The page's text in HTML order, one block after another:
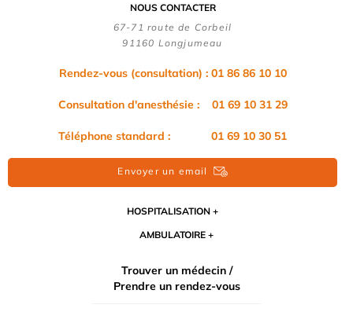
NOUS CONTACTER
67-71 route de Corbeil
91160 Longjumeau
Rendez-vous (consultation) : 01 86 86 10 10
Consultation d'anesthésie : 01 69 10 31 29
Téléphone standard : 01 69 10 30 51
Envoyer un email
HOSPITALISATION
AMBULATOIRE
Trouver un médecin /
Prendre un rendez-vous